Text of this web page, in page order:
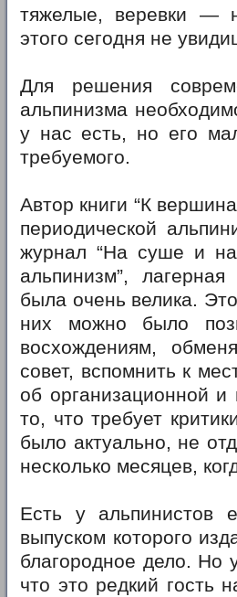
тяжелые, веревки —
этого сегодня не
Для решения
альпинизма
у нас есть, но его
требуемого.
Автор книги “К
периодической
журнал “На суше и на
альпинизм”,
была очень велика.
них можно было
восхождениям,
совет, вспомнить к
об организационной и
то, что требует
было актуально, не
несколько месяцев,
Есть у альпинистов
выпуском которого
благородное дело. Но
что это редкий гость